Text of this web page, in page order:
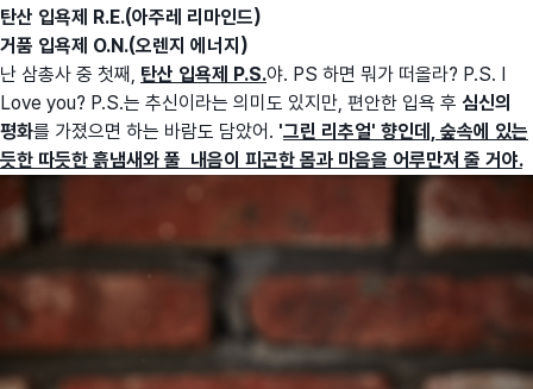
탄산 입욕제 R.E.(아주레 리마인드)
거품 입욕제 O.N.(오렌지 에너지)
난 삼총사 중 첫째, 탄산 입욕제 P.S.야. PS 하면 뭐가 떠올라? P.S. I
Love you? P.S.는 추신이라는 의미도 있지만, 편안한 입욕 후 심신의
평화를 가졌으면 하는 바람도 담았어. '그린 리추얼' 향인데, 숲속에 있는
듯한 따듯한 흙냄새와 풀 내음이 피곤한 몸과 마음을 어루만져 줄 거야.